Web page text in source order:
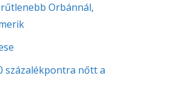
Orbánnál,
százalékpontra nőtt a